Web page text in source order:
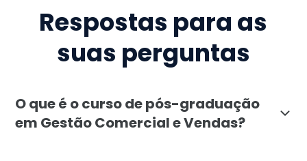
Respostas para as
suas perguntas
O que é o curso de pós-graduação
em Gestão Comercial e Vendas?